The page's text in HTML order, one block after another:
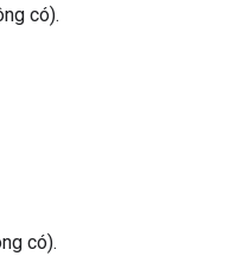
có).
có).